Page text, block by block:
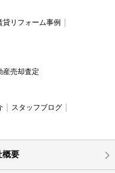
貸リフォーム事例
産売却査定
スタッフブログ
概要